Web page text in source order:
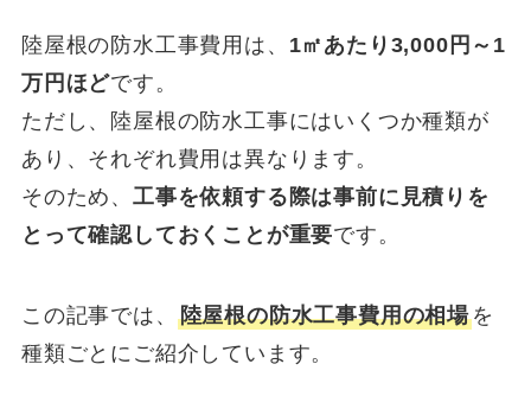
陸屋根の防水工事費用は、 1㎡あたり3,000円～1
万円ほどです。
ただし、陸屋根の防水工事にはいくつか種類が
あり、それぞれ費用は異なります。
そのため、 工事を依頼する際は事前に見積りを
とって確認しておくことが重要です。
この記事では、 陸屋根の防水工事費用の相場を
種類ごとにご紹介しています。